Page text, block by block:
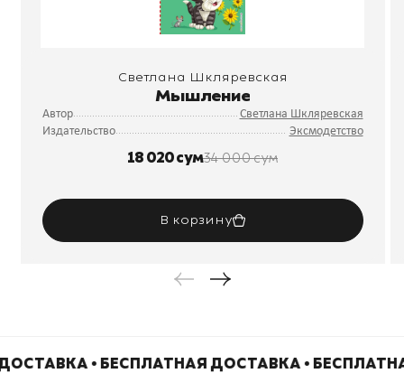
Светлана Шкляревская
Мышление
Автор
Светлана Шкляревская
Издательство
Эксмодетство
18 020 сум34 000 сум
В корзину
• БЕСПЛАТНАЯ ДОСТАВКА •